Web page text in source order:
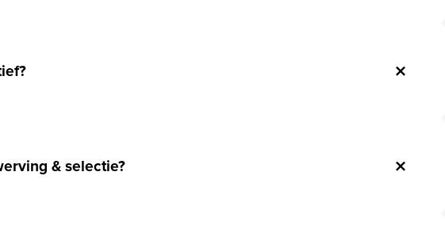
& selectie?